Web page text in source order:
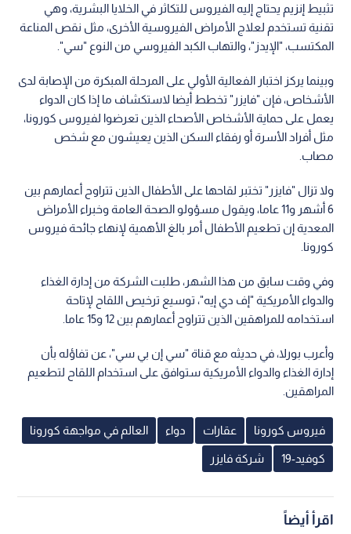
تثبيط إنزيم يحتاج إليه الفيروس للتكاثر في الخلايا البشرية، وهي
تقنية تستخدم لعلاج الأمراض الفيروسية الأخرى، مثل نقص المناعة
المكتسب، "الإيدز"، والتهاب الكبد الفيروسي من النوع "سي".
وبينما يركز اختبار الفعالية الأولي على المرحلة المبكرة من الإصابة لدى
الأشخاص، فإن "فايزر" تخطط أيضا لاستكشاف ما إذا كان الدواء
يعمل على حماية الأشخاص الأصحاء الذين تعرضوا لفيروس كورونا،
مثل أفراد الأسرة أو رفقاء السكن الذين يعيشون مع شخص
مصاب.
ولا تزال "فايزر" تختبر لقاحها على الأطفال الذين تتراوح أعمارهم بين
6 أشهر و11 عاما، ويقول مسؤولو الصحة العامة وخبراء الأمراض
المعدية إن تطعيم الأطفال أمر بالغ الأهمية لإنهاء جائحة فيروس
كورونا.
وفي وقت سابق من هذا الشهر، طلبت الشركة من إدارة الغذاء
والدواء الأمريكية "إف دي إيه"، توسيع ترخيص اللقاح لإتاحة
استخدامه للمراهقين الذين تتراوح أعمارهم بين 12 و15 عاما.
وأعرب بورلا، في حديثه مع قناة "سي إن بي سي"، عن تفاؤله بأن
إدارة الغذاء والدواء الأمريكية ستوافق على استخدام اللقاح لتطعيم
المراهقين.
فيروس كورونا عقارات دواء العالم في مواجهة كورونا
كوفيد-19 شركة فايزر
اقرأ أيضاً